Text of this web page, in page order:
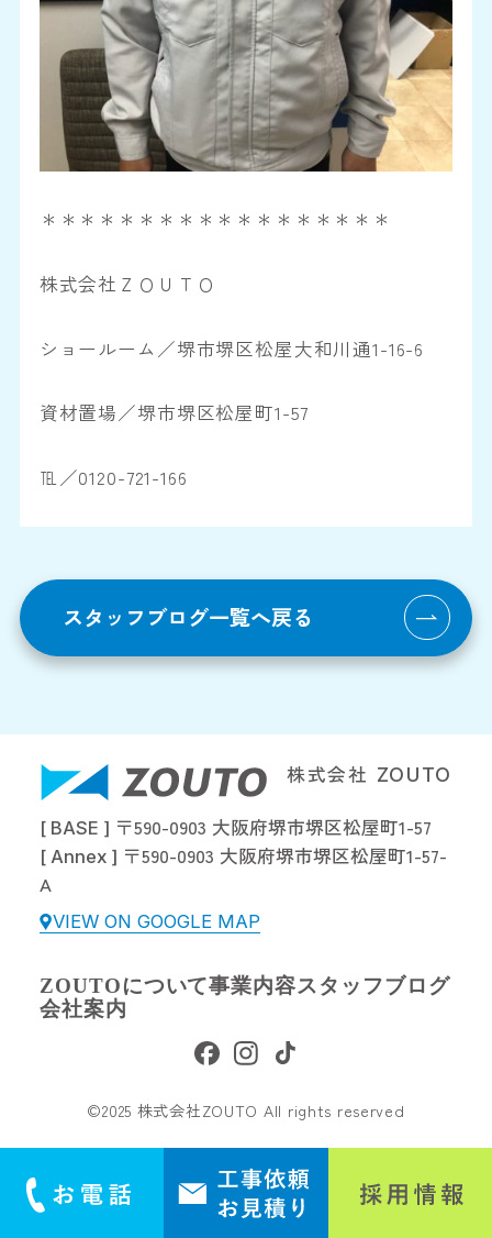
＊＊＊＊＊＊＊＊＊＊＊＊＊＊＊＊＊＊
株式会社ＺＯＵＴＯ
ショールーム／堺市堺区松屋大和川通1-16-6
資材置場／堺市堺区松屋町1-57
℡／0120-721-166
スタッフブログ一覧へ戻る
株式会社 ZOUTO
[ BASE ] 〒590-0903 大阪府堺市堺区松屋町1-57
[ Annex ] 〒590-0903 大阪府堺市堺区松屋町1-57-
A
VIEW ON GOOGLE MAP
ZOUTOについて事業内容スタッフブログ
会社案内
©2025 株式会社ZOUTO All rights reserved